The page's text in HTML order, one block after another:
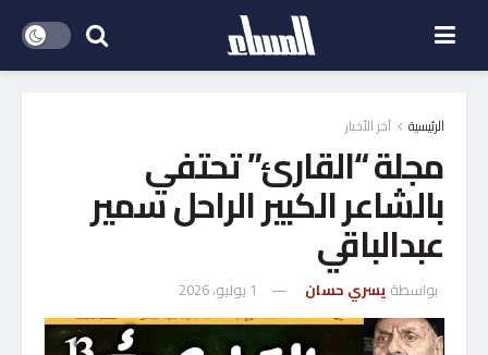
الرئيسية آخر الأخبار
مجلة “القارئ” تحتفي
بالشاعر الكبير الراحل سمير
عبدالباقي
بواسطة يسري حسان 1 يوليو، 2026